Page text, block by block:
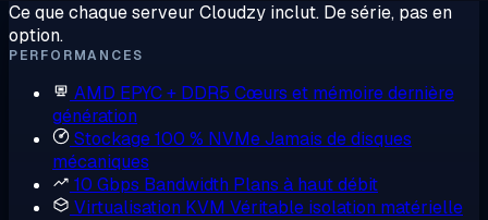
Ce que chaque serveur Cloudzy inclut. De série, pas en
option.
PERFORMANCES
AMD EPYC + DDR5 Cœurs et mémoire dernière
génération
Stockage 100 % NVMeJamais de disques
mécaniques
10 Gbps Bandwidth Plans à haut débit
Virtualisation KVM Véritable isolation matérielle